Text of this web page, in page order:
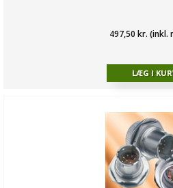
497,50 kr. (inkl.